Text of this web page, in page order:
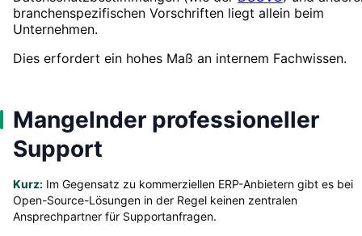
branchenspezifischen Vorschriften liegt allein beim
Unternehmen.
Dies erfordert ein hohes Maß an internem Fachwissen.
Mangelnder professioneller
Support
Kurz: Im Gegensatz zu kommerziellen ERP-Anbietern gibt es bei
Open-Source-Lösungen in der Regel keinen zentralen
Ansprechpartner für Supportanfragen.